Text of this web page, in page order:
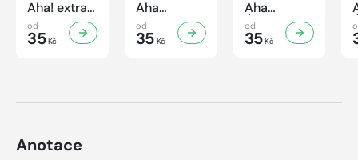
Aha! extra
č.3/2026
Úsporná
od
35Kč
Aha
Úsporná
kuchařka -
od
35Kč
Aha
Úsporná
kuchařka
od
35Kč
Anotace